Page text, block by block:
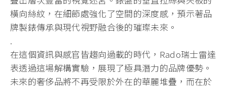
橫向絲紋，在細節處強化了空間的深度感，預示著品
牌製錶傳承與現代視野融合後的璀璨未來。
.
在這個資訊與感官皆趨向過載的時代，Rado瑞士雷達
表透過這場解構實驗，展現了極具潛力的品牌優勢。
未來的奢侈品將不再受限於外在的華麗堆疊，而在於